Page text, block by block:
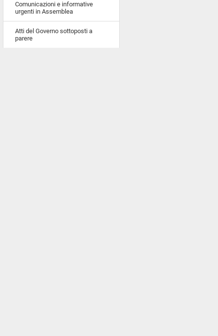
Comunicazioni e informative
urgenti in Assemblea
Atti del Governo sottoposti a
parere